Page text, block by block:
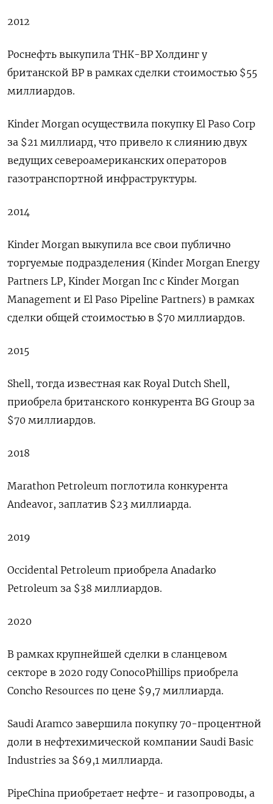
2012
Роснефть выкупила ТНК-BP Холдинг у
британской BP в рамках сделки стоимостью $55
миллиардов.
Kinder Morgan осуществила покупку El Paso Corp
за $21 миллиард, что привело к слиянию двух
ведущих североамериканских операторов
газотранспортной инфраструктуры.
2014
Kinder Morgan выкупила все свои публично
торгуемые подразделения (Kinder Morgan Energy
Partners LP, Kinder Morgan Inc с Kinder Morgan
Management и El Paso Pipeline Partners) в рамках
сделки общей стоимостью в $70 миллиардов.
2015
Shell, тогда известная как Royal Dutch Shell,
приобрела британского конкурента BG Group за
$70 миллиардов.
2018
Marathon Petroleum поглотила конкурента
Andeavor, заплатив $23 миллиарда.
2019
Occidental Petroleum приобрела Anadarko
Petroleum за $38 миллиардов.
2020
В рамках крупнейшей сделки в сланцевом
секторе в 2020 году ConocoPhillips приобрела
Concho Resources по цене $9,7 миллиарда.
Saudi Aramco завершила покупку 70-процентной
доли в нефтехимической компании Saudi Basic
Industries за $69,1 миллиарда.
PipeChina приобретает нефте- и газопроводы, а